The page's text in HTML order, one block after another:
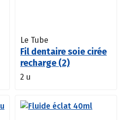
Le Tube
Fil dentaire soie cirée
recharge (2)
2 u